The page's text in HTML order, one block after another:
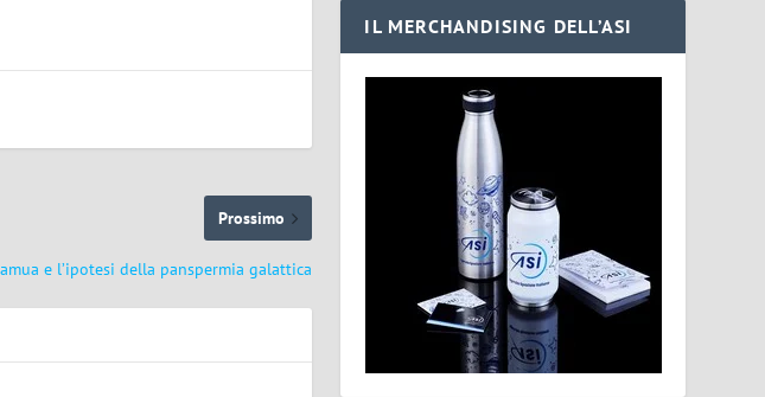
Prossimo
e l’ipotesi della panspermia galattica
IL MERCHANDISING DELL’ASI